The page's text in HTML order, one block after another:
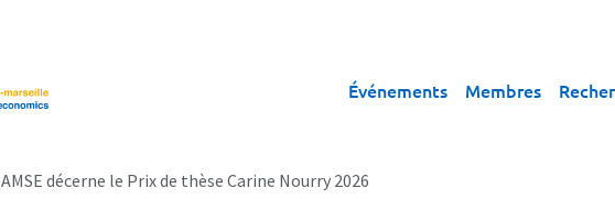
Événements Membres
AMSE décerne le Prix de thèse Carine Nourry 2026